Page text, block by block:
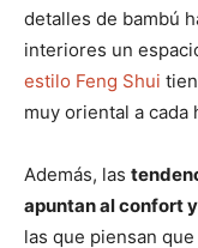
detalles de bambú
interiores un
estilo Feng Shui
muy oriental a cada
Además, las
apuntan al confort
las que piensan